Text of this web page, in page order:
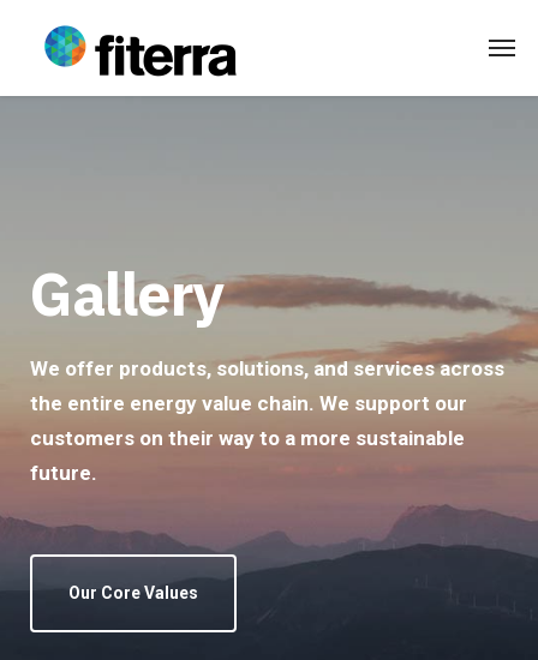
Gallery
We offer products, solutions, and services across
the entire energy value chain. We support our
customers on their way to a more sustainable
future.
Our Core Values